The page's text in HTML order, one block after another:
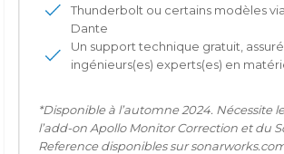
Thunderbolt ou certains modèles
Dante
Un support technique gratuit,
ingénieurs(es) experts(es) en
*Disponible à l’automne 2024. Nécessite
l’add-on Apollo Monitor Correction et du
Reference disponibles sur